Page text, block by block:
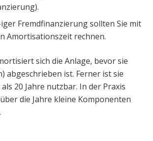
iger Fremdfinanzierung sollten Sie mit
Amortisationszeit rechnen.
sich die Anlage, bevor sie
abgeschrieben ist. Ferner ist sie
20 Jahre nutzbar. In der Praxis
die Jahre kleine Komponenten